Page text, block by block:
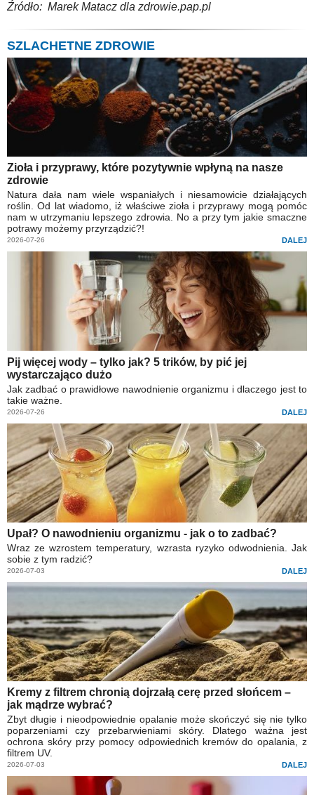
Źródło: Marek Matacz dla zdrowie.pap.pl
SZLACHETNE ZDROWIE
Zioła i przyprawy, które pozytywnie wpłyną na nasze
zdrowie
Natura dała nam wiele wspaniałych i niesamowicie działających
roślin. Od lat wiadomo, iż właściwe zioła i przyprawy mogą pomóc
nam w utrzymaniu lepszego zdrowia. No a przy tym jakie smaczne
potrawy możemy przyrządzić?!
2026-07-26 DALEJ
Pij więcej wody – tylko jak? 5 trików, by pić jej
wystarczająco dużo
Jak zadbać o prawidłowe nawodnienie organizmu i dlaczego jest to
takie ważne.
2026-07-26 DALEJ
Upał? O nawodnieniu organizmu - jak o to zadbać?
Wraz ze wzrostem temperatury, wzrasta ryzyko odwodnienia. Jak
sobie z tym radzić?
2026-07-03 DALEJ
Kremy z filtrem chronią dojrzałą cerę przed słońcem –
jak mądrze wybrać?
Zbyt długie i nieodpowiednie opalanie może skończyć się nie tylko
poparzeniami czy przebarwieniami skóry. Dlatego ważna jest
ochrona skóry przy pomocy odpowiednich kremów do opalania, z
filtrem UV.
2026-07-03 DALEJ